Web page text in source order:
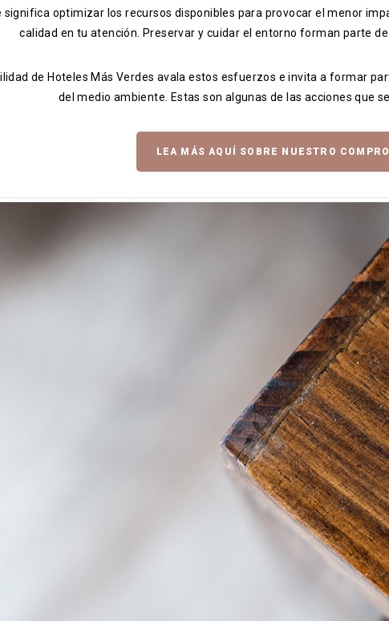
significa optimizar los recursos disponibles para provocar el menor
calidad en tu atención. Preservar y cuidar el entorno forman parte
de Hoteles Más Verdes avala estos esfuerzos e invita a formar
del medio ambiente. Estas son algunas de las acciones que
LEA MÁS AQUÍ SOBRE NUESTRO